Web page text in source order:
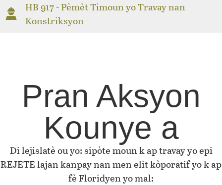
HB 917 - Pèmèt Timoun yo Travay nan
Konstriksyon
Pran Aksyon
Kounye a
Di lejislatè ou yo: sipòte moun k ap travay yo epi
REJETE lajan kanpay nan men elit kòporatif yo k ap
fè Floridyen yo mal: